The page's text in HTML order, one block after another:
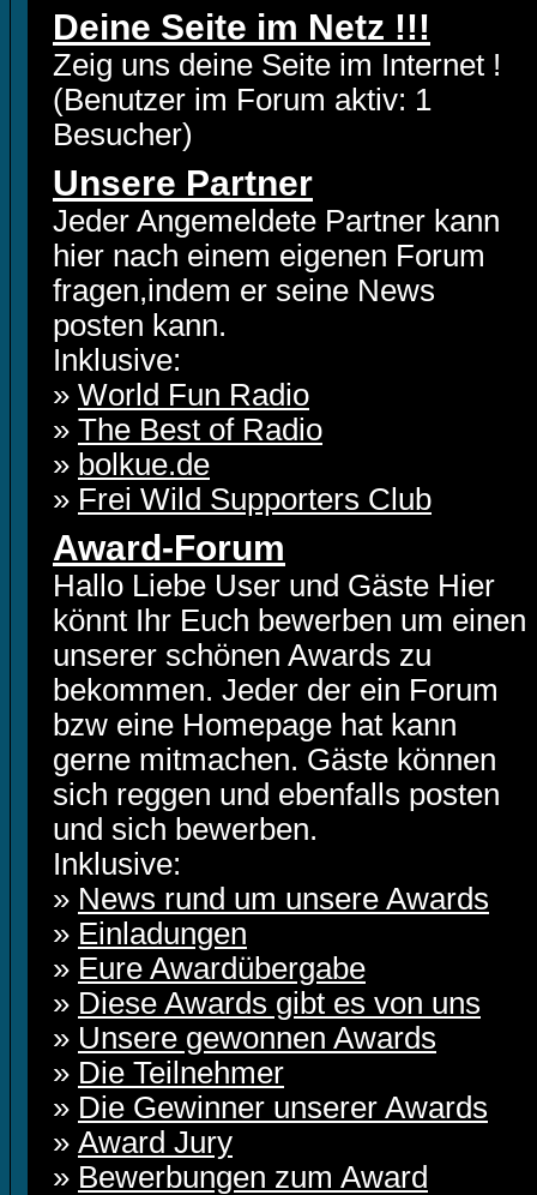
Deine Seite im Netz !!!
Zeig uns deine Seite im Internet !
(Benutzer im Forum aktiv: 1
Besucher)
Unsere Partner
Jeder Angemeldete Partner kann
hier nach einem eigenen Forum
fragen,indem er seine News
posten kann.
Inklusive:
» World Fun Radio
» The Best of Radio
» bolkue.de
» Frei Wild Supporters Club
Award-Forum
Hallo Liebe User und Gäste Hier
könnt Ihr Euch bewerben um einen
unserer schönen Awards zu
bekommen. Jeder der ein Forum
bzw eine Homepage hat kann
gerne mitmachen. Gäste können
sich reggen und ebenfalls posten
und sich bewerben.
Inklusive:
» News rund um unsere Awards
» Einladungen
» Eure Awardübergabe
» Diese Awards gibt es von uns
» Unsere gewonnen Awards
» Die Teilnehmer
» Die Gewinner unserer Awards
» Award Jury
» Bewerbungen zum Award